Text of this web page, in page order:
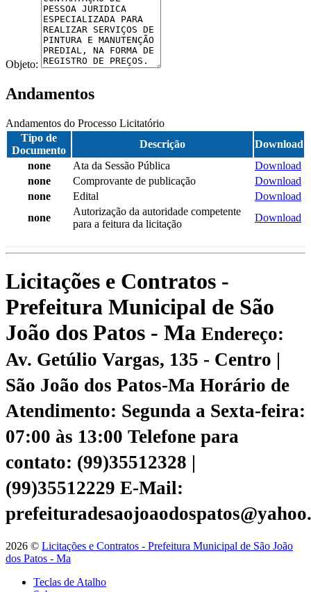
Objeto:
Andamentos
Andamentos do Processo Licitatório
Tipo de
Documento
Descrição
Download
none
Ata da Sessão Pública
Download
none
Comprovante de publicação
Download
none
Edital
Download
none
Autorização da autoridade competente
para a feitura da licitação
Download
Licitações e Contratos -
Prefeitura Municipal de São
João dos Patos - Ma Endereço:
Av. Getúlio Vargas, 135 - Centro |
São João dos Patos-Ma Horário de
Atendimento: Segunda a Sexta-feira:
07:00 às 13:00 Telefone para
contato: (99)35512328 |
(99)35512229 E-Mail:
2026 © Licitações e Contratos - Prefeitura Municipal de São João
dos Patos - Ma
Teclas de Atalho